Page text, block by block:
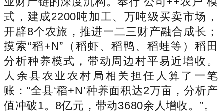
式，建成2200吨加工、万吨级买卖市场，
开辟8个农旅，推进一二三财产融合成长；
摸索“稻+N”（稻虾、稻鸭、稻蛙等）稻田
分析种养模式，带动周边村平易近增收。
大余县农业农村局相关担任人算了一笔
账：“全县‘稻+N’种养面积达2万亩，分析产
值冲破1。8亿元，带动3680余人增收。”。